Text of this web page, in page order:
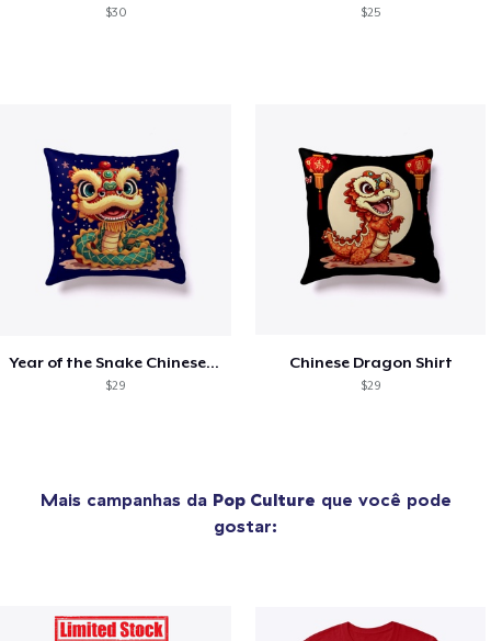
$30 $25
Year of the Snake Chinese New Year
$29
Chinese Dragon Shirt
$29
Mais campanhas da Pop Culture que você pode
gostar: